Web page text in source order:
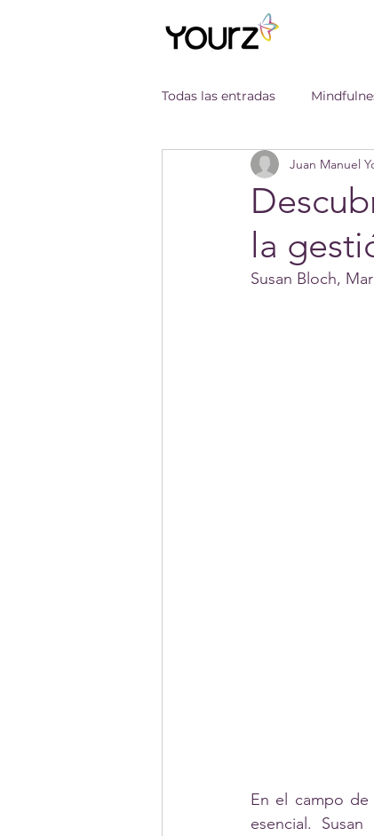
Todas las entradas
Nuestra Formación
la
Juan Manuel
Susan Bloch,
En el campo de
esencial.